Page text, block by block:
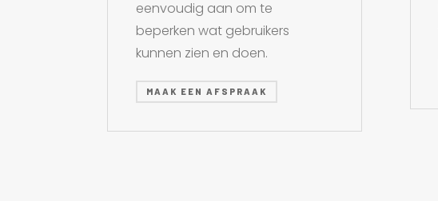
eenvoudig aan om te
beperken wat gebruikers
kunnen zien en doen.
MAAK EEN AFSPRAAK